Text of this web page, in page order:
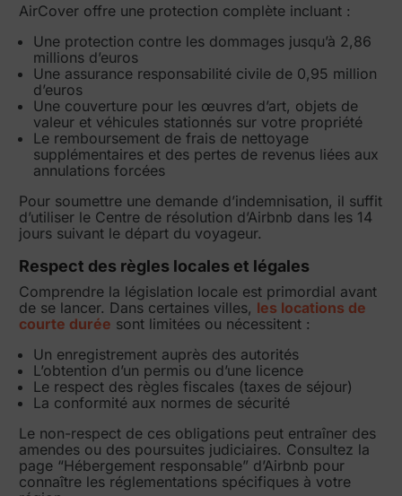
AirCover offre une protection complète incluant :
Une protection contre les dommages jusqu’à 2,86
millions d’euros
Une assurance responsabilité civile de 0,95 million
d’euros
Une couverture pour les œuvres d’art, objets de
valeur et véhicules stationnés sur votre propriété
Le remboursement de frais de nettoyage
supplémentaires et des pertes de revenus liées aux
annulations forcées
Pour soumettre une demande d’indemnisation, il suffit
d’utiliser le Centre de résolution d’Airbnb dans les 14
jours suivant le départ du voyageur.
Respect des règles locales et légales
Comprendre la législation locale est primordial avant
de se lancer. Dans certaines villes, les locations de
courte durée sont limitées ou nécessitent :
Un enregistrement auprès des autorités
L’obtention d’un permis ou d’une licence
Le respect des règles fiscales (taxes de séjour)
La conformité aux normes de sécurité
Le non-respect de ces obligations peut entraîner des
amendes ou des poursuites judiciaires. Consultez la
page “Hébergement responsable” d’Airbnb pour
connaître les réglementations spécifiques à votre